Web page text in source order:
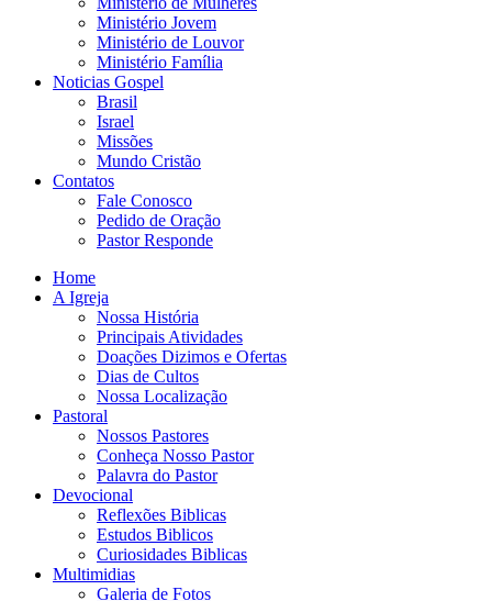
Ministério Jovem
Ministério de Louvor
Ministério Família
Noticias Gospel
Brasil
Israel
Missões
Mundo Cristão
Contatos
Fale Conosco
Pedido de Oração
Pastor Responde
Home
A Igreja
Nossa História
Principais Atividades
Doações Dizimos e Ofertas
Dias de Cultos
Nossa Localização
Pastoral
Nossos Pastores
Conheça Nosso Pastor
Palavra do Pastor
Devocional
Reflexões Biblicas
Estudos Biblicos
Curiosidades Biblicas
Multimidias
Galeria de Fotos